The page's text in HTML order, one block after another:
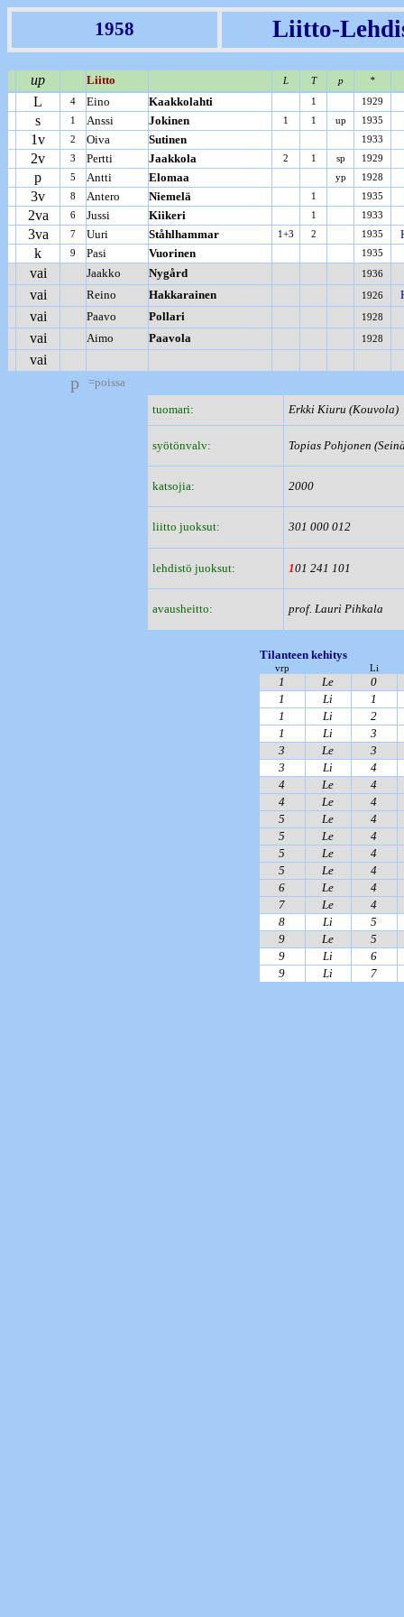
1958 Liitto-
up Liitto L T p *
L 4 Eino Kaakkolahti 1 1929
s 1 Anssi Jokinen 1 1 up 1935
1v 2 Oiva Sutinen 1933
2v 3 Pertti Jaakkola 2 1 sp 1929
p 5 Antti Elomaa yp 1928
3v 8 Antero Niemelä 1 1935
2va 6 Jussi Kiikeri 1 1933
3va 7 Uuri Ståhlhammar 1+3 2 1935
k 9 Pasi Vuorinen 1935
vai Jaakko Nygård 1936
vai Reino Hakkarainen 1926
vai Paavo Pollari 1928
vai Aimo Paavola 1928
vai
p
=poissa
tuomari:
Erkki Kiuru (Kouvola)
syötönvalv: Topias Pohjonen
katsojia: 2000
liitto juoksut: 301 000 012
lehdistö juoksut: 101 241 101
avausheitto: prof. Lauri Pihkala
Tilanteen kehitys
vrp Li
1 Le
0
1
Li
1
1
Li
2
1
Li
3
3
Le
3
3
Li
4
4
Le
4
4
Le
4
5
Le
4
5
Le
4
5
Le
4
5
Le
4
6
Le
4
7
Le
4
8
Li
5
9
Le
5
9
Li
6
9
Li 7